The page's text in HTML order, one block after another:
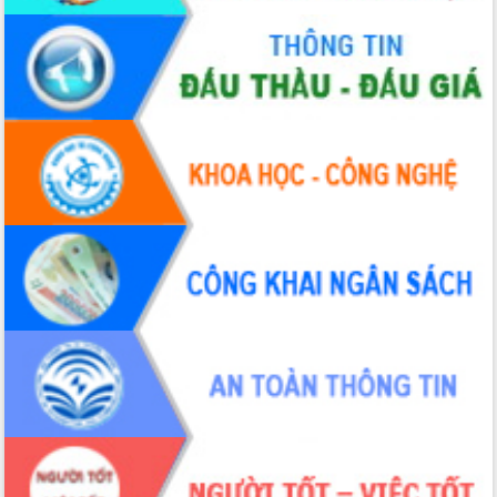
Bàn giải pháp tháo gỡ khó khăn trong
xuất khẩu sầu riêng và triển khai quy
định EUDR
Thứ trưởng Bộ Nông nghiệp và Môi
trường Nguyễn Hoàng Hiệp khảo sát
vùng trồng và doanh nghiệp đóng gói
sầu riêng tại Đắk Lắk
Trình diễn nghệ thuật chế biến các
món ăn từ sầu riêng
Đắk Lắk công bố Quy hoạch và xúc
tiến đầu tư tỉnh
Ngành cá ngừ Đắk Lắk chủ động thích
ứng để giữ vững thị trường xuất khẩu
Diễn đàn Kinh tế tư nhân Việt Nam đột
phá cơ chế - Hợp tác công tư
Đề án 06 tạo bước ngoặt đột phá trong
cải cách hành chính tỉnh Đắk Lắk
Kết nối tour, đẩy mạnh chuyển đổi số
để phát triển du lịch Đắk Lắk
Khởi động Dự án Đầu tư xây dựng hạ
LIÊN KẾT WEB